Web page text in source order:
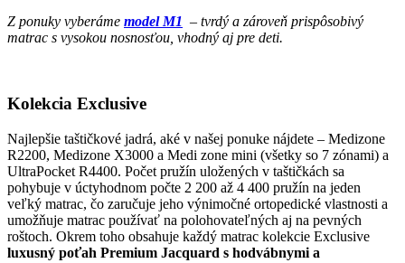
Z ponuky vyberáme model M1 – tvrdý a zároveň prispôsobivý
matrac s vysokou nosnosťou, vhodný aj pre deti.
Kolekcia Exclusive
Najlepšie taštičkové jadrá, aké v našej ponuke nájdete – Medizone
R2200, Medizone X3000 a Medi zone mini (všetky so 7 zónami) a
UltraPocket R4400. Počet pružín uložených v taštičkách sa
pohybuje v úctyhodnom počte 2 200 až 4 400 pružín na jeden
veľký matrac, čo zaručuje jeho výnimočné ortopedické vlastnosti a
umožňuje matrac používať na polohovateľných aj na pevných
roštoch. Okrem toho obsahuje každý matrac kolekcie Exclusive
luxusný poťah Premium Jacquard s hodvábnymi a